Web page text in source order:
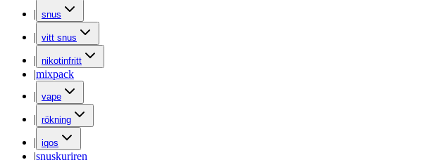
| snus
| vitt snus
| nikotinfritt
|mixpack
| vape
| rökning
| iqos
|snuskuriren